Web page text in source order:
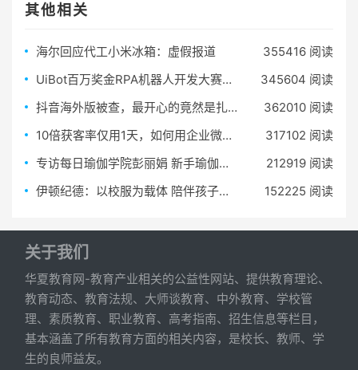
其他相关
海尔回应代工小米冰箱：虚假报道
355416 阅读
UiBot百万奖金RPA机器人开发大赛火热报名中！
345604 阅读
抖音海外版被查，最开心的竟然是扎克伯格？
362010 阅读
10倍获客率仅用1天，如何用企业微信玩转社交电商
317102 阅读
专访每日瑜伽学院彭丽娟 新手瑜伽老师的快速破局之路
212919 阅读
伊顿纪德：以校服为载体 陪伴孩子成长
152225 阅读
关于我们
华夏教育网-教育产业相关的公益性网站、提供教育理论、
教育动态、教育法规、大师谈教育、中外教育、学校管
理、素质教育、职业教育、高考指南、招生信息等栏目，
基本涵盖了所有教育方面的相关内容，是校长、教师、学
生的良师益友。